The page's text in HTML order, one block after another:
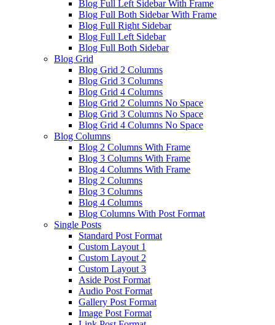
Blog Full Left Sidebar With Frame
Blog Full Both Sidebar With Frame
Blog Full Right Sidebar
Blog Full Left Sidebar
Blog Full Both Sidebar
Blog Grid
Blog Grid 2 Columns
Blog Grid 3 Columns
Blog Grid 4 Columns
Blog Grid 2 Columns No Space
Blog Grid 3 Columns No Space
Blog Grid 4 Columns No Space
Blog Columns
Blog 2 Columns With Frame
Blog 3 Columns With Frame
Blog 4 Columns With Frame
Blog 2 Columns
Blog 3 Columns
Blog 4 Columns
Blog Columns With Post Format
Single Posts
Standard Post Format
Custom Layout 1
Custom Layout 2
Custom Layout 3
Aside Post Format
Audio Post Format
Gallery Post Format
Image Post Format